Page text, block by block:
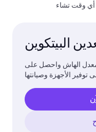
وقت تشاء
البيتكوين
معدل الهاش واحصل على
توفير الأجهزة وصيانتها